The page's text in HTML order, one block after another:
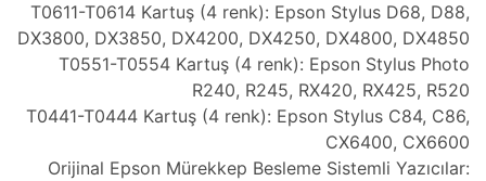
T0611-T0614 Kartuş (4 renk): Epson Stylus D68, D88,
DX3800, DX3850, DX4200, DX4250, DX4800, DX4850
T0551-T0554 Kartuş (4 renk): Epson Stylus Photo
R240, R245, RX420, RX425, R520
T0441-T0444 Kartuş (4 renk): Epson Stylus C84, C86,
CX6400, CX6600
Orijinal Epson Mürekkep Besleme Sistemli Yazıcılar: